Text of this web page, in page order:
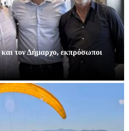
τον Δήμαρχο, εκπρόσωποι